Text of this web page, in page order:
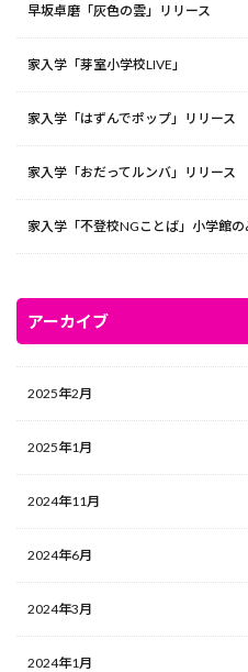
早坂卓磨「灰色の雲」リリース
家入学「芽室小学校LIVE」
家入学「はずんでポップ」リリース
家入学「おだってルンバ」リリース
家入学「不登校NGことば」小学館
アーカイブ
2025年2月
2025年1月
2024年11月
2024年6月
2024年3月
2024年1月